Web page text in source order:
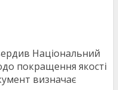
Національний
покращення якості
визначає